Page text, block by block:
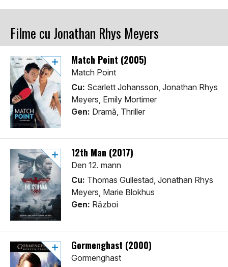
Filme cu Jonathan Rhys Meyers
Match Point (2005)
Match Point
Cu: Scarlett Johansson, Jonathan Rhys
Meyers, Emily Mortimer
Gen: Dramă, Thriller
12th Man (2017)
Den 12. mann
Cu: Thomas Gullestad, Jonathan Rhys
Meyers, Marie Blokhus
Gen: Război
Gormenghast (2000)
Gormenghast